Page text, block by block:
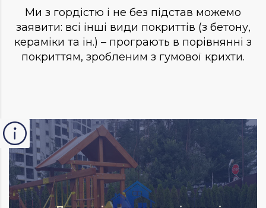
Ми з гордістю і не без підстав можемо
заявити: всі інші види покриттів (з бетону,
кераміки та ін.) – програють в порівнянні з
покриттям, зробленим з гумової крихти.